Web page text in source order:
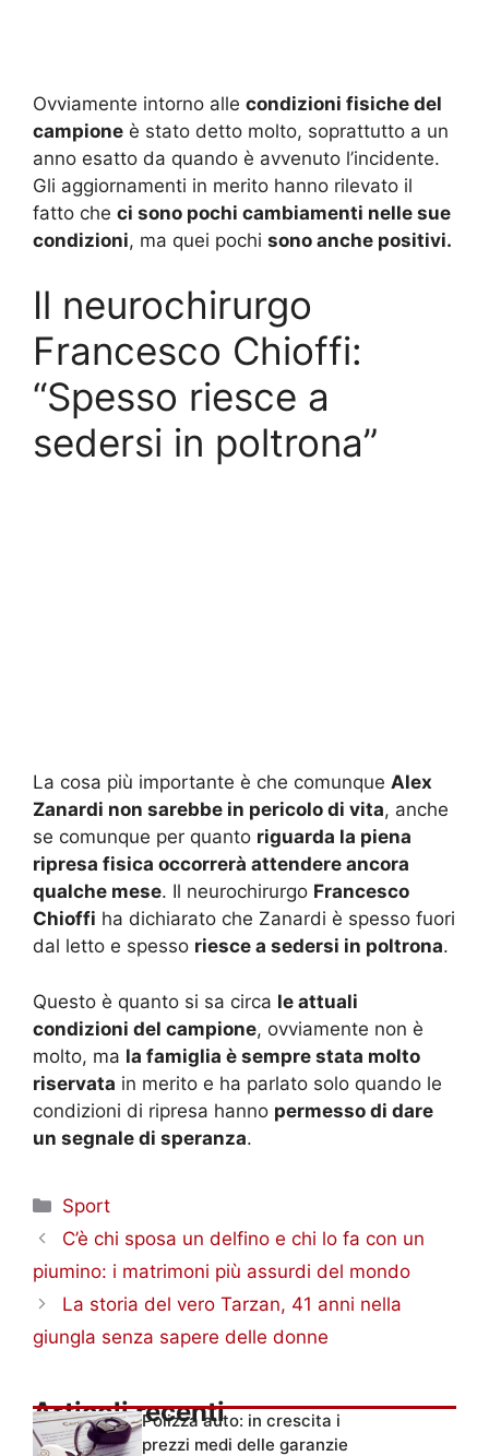
Ovviamente intorno alle condizioni fisiche del
campione è stato detto molto, soprattutto a un
anno esatto da quando è avvenuto l’incidente.
Gli aggiornamenti in merito hanno rilevato il
fatto che ci sono pochi cambiamenti nelle sue
condizioni, ma quei pochi sono anche positivi.
Il neurochirurgo
Francesco Chioffi:
“Spesso riesce a
sedersi in poltrona”
La cosa più importante è che comunque Alex
Zanardi non sarebbe in pericolo di vita, anche
se comunque per quanto riguarda la piena
ripresa fisica occorrerà attendere ancora
qualche mese. Il neurochirurgo Francesco
Chioffi ha dichiarato che Zanardi è spesso fuori
dal letto e spesso riesce a sedersi in poltrona.
Questo è quanto si sa circa le attuali
condizioni del campione, ovviamente non è
molto, ma la famiglia è sempre stata molto
riservata in merito e ha parlato solo quando le
condizioni di ripresa hanno permesso di dare
un segnale di speranza.
Categorie
Sport
C’è chi sposa un delfino e chi lo fa con un
piumino: i matrimoni più assurdi del mondo
La storia del vero Tarzan, 41 anni nella
giungla senza sapere delle donne
Articoli recentiPolizza auto: in crescita i
prezzi medi delle garanzie